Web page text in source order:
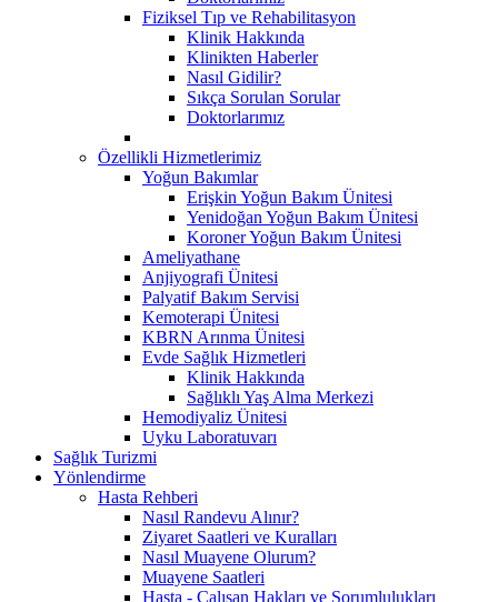
Fiziksel Tıp ve Rehabilitasyon
Klinik Hakkında
Klinikten Haberler
Nasıl Gidilir?
Sıkça Sorulan Sorular
Doktorlarımız
Özellikli Hizmetlerimiz
Yoğun Bakımlar
Erişkin Yoğun Bakım Ünitesi
Yenidoğan Yoğun Bakım Ünitesi
Koroner Yoğun Bakım Ünitesi
Ameliyathane
Anjiyografi Ünitesi
Palyatif Bakım Servisi
Kemoterapi Ünitesi
KBRN Arınma Ünitesi
Evde Sağlık Hizmetleri
Klinik Hakkında
Sağlıklı Yaş Alma Merkezi
Hemodiyaliz Ünitesi
Uyku Laboratuvarı
Sağlık Turizmi
Yönlendirme
Hasta Rehberi
Nasıl Randevu Alınır?
Ziyaret Saatleri ve Kuralları
Nasıl Muayene Olurum?
Muayene Saatleri
Hasta - Çalışan Hakları ve Sorumlulukları